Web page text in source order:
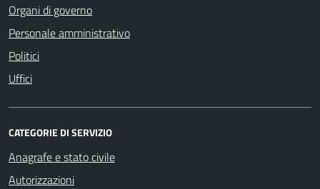
Organi di governo
Personale amministrativo
Politici
Uffici
CATEGORIE DI SERVIZIO
Anagrafe e stato civile
Autorizzazioni